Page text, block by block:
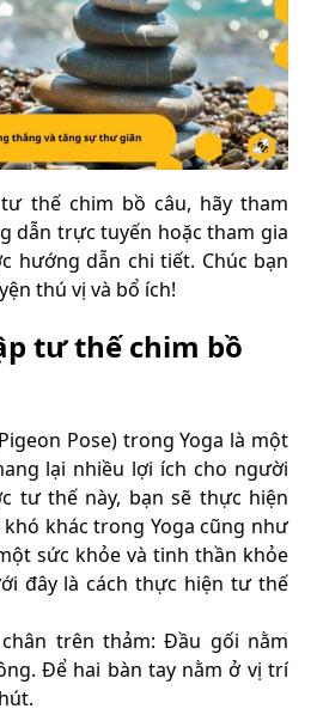
thế chim bồ câu, hãy tham
dẫn trực tuyến hoặc tham gia
hướng dẫn chi tiết. Chúc bạn
thú vị và bổ ích!
tư thế chim bồ
Pose) trong Yoga là một
lại nhiều lợi ích cho người
tư thế này, bạn sẽ thực hiện
khác trong Yoga cũng như
sức khỏe và tinh thần khỏe
đây là cách thực hiện tư thế
trên thảm: Đầu gối nằm
Để hai bàn tay nằm ở vị trí